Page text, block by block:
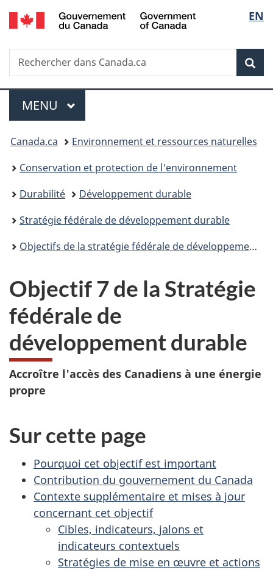
Passer
au
principal
Passer
à
Au
du
Passer
à
version
simplifiée
de
la
EN
Recherche
Rechercher
dans
Menu
MENU PRINCIPAL
Vous
êtes
ici :
Canada.ca
Environnement et ressources naturelles
Conservation et protection de l'environnement
Durabilité
Développement durable
Stratégie fédérale de développement durable
Objectifs de la stratégie fédérale de développement durable et contributions ministérielles
Objectif 7 de la Stratégie
fédérale de
développement durable
Accroître l'accès des Canadiens à une énergie
propre
Sur cette page
Pourquoi cet objectif est important
Contribution du gouvernement du Canada
Contexte supplémentaire et mises à jour
concernant cet objectif
Cibles, indicateurs, jalons et
indicateurs contextuels
Stratégies de mise en œuvre et actions